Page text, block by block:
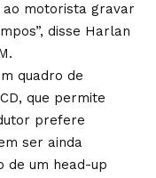
motorista gravar
disse Harlan
quadro de
que permite
prefere
ser ainda
de um head-up